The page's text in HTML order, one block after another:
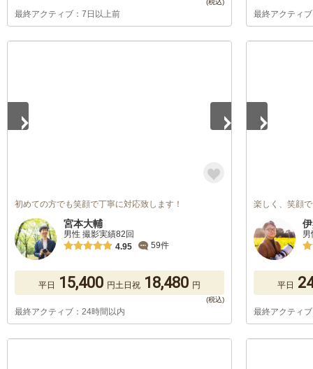
最終アクティブ：7日以上前 最終アクティ
初めての方でも笑顔で丁寧に対応致します！
宮本大輔
男性 撮影実績82回
4.95
59件
平日 15,400 円土日祝 18,480 円
最終アクティブ：24時間以内
楽しく、笑顔
平日
最終アクティ